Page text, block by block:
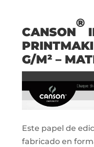
CANSON
®
G/M² –
Este papel de
fabricado en